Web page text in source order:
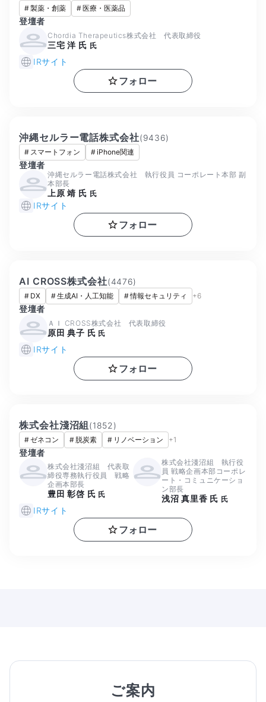
#製薬・創薬 #医療・医薬品
登壇者
Chordia Therapeutics株式会社 代表取締役
三宅 洋 氏 氏
IRサイト
フォロー
沖縄セルラー電話株式会社(9436)
# スマートフォン #iPhone関連
登壇者
沖縄セルラー電話株式会社 執行役員 コーポレート本部 副
本部長
上原 靖 氏 氏
IRサイト
フォロー
AI CROSS株式会社(4476)
# DX #生成AI・人工知能 #情報セキュリティ +6
登壇者
ＡＩ CROSS株式会社 代表取締役
原田 典子 氏 氏
IRサイト
フォロー
株式会社淺沼組(1852 )
#ゼネコン # 脱炭素 # リノベーション +1
登壇者
株式会社淺沼組 代表取
締役専務執行役員 戦略
企画本部長
豊田 彰啓 氏 氏
株式会社淺沼組 執行役
員 戦略企画本部コーポレ
ート・コミュニケーショ
ン部長
浅沼 真里香 氏 氏
IRサイト
フォロー
ご案内